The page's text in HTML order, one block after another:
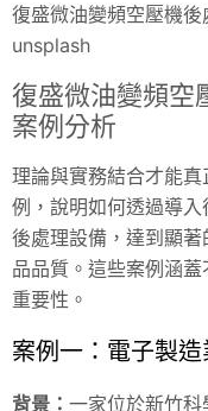
復盛微油變頻空壓機
unsplash
復盛微油變頻空
案例分析
理論與實務結合才能
例，說明如何透過導
後處理設備，達到顯
品品質。這些案例涵
重要性。
案例一：電子製
背景： 一家位於新竹